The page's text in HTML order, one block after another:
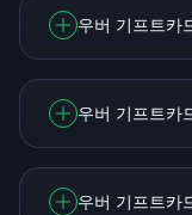
우버 기프트카
우버 기프트카
우버 기프트카